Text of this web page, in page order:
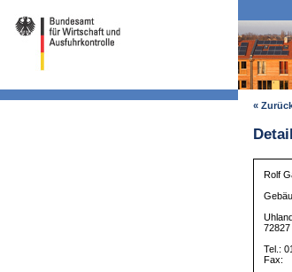
«
Rolf
72827
Tel.:
Fax: